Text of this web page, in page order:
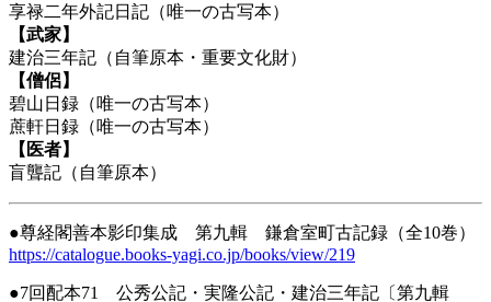
享禄二年外記日記（唯一の古写本）
【武家】
建治三年記（自筆原本・重要文化財）
【僧侶】
碧山日録（唯一の古写本）
蔗軒日録（唯一の古写本）
【医者】
盲聾記（自筆原本）
●尊経閣善本影印集成 第九輯 鎌倉室町古記録（全10巻）
https://catalogue.books-yagi.co.jp/books/view/219
●7回配本71 公秀公記・実隆公記・建治三年記〔第九輯